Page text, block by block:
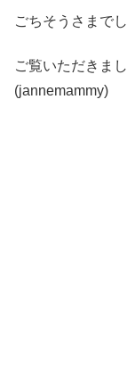
ごちそうさまでし
ご覧いただきま
(jannemammy)